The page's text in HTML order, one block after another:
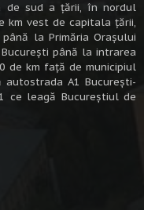
de sud a ţării, în nordul
km vest de capitala țării,
la Primăria Orașului
până la intrarea
de km faţă de municipiul
A1 Bucureşti-
ce leagă Bucureştiul de